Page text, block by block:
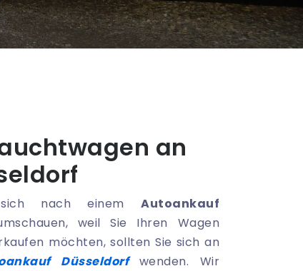
an
nach einem Autoankauf
weil Sie Ihren Wagen
möchten, sollten Sie sich an
Düsseldorf
wenden. Wir